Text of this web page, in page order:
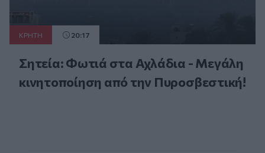
ΚΡΗΤΗ 20:17
Σητεία: Φωτιά στα Αχλάδια - Μεγάλη
κινητοποίηση από την Πυροσβεστική!